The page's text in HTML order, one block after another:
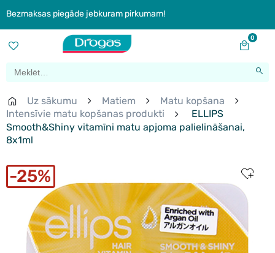
Bezmaksas piegāde jebkuram pirkumam!
0
Uz sākumu Matiem
Matu kopšana
Intensīvie matu kopšanas produkti
ELLIPS
Smooth&Shiny vitamīni matu apjoma palielināšanai,
8x1ml
25%